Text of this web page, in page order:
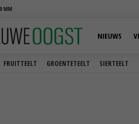
0 MM
FRUITTEELT GROENTETEELT SIERTEELT
NIEUWS